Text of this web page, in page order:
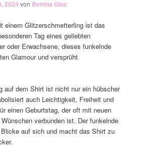
2024 von Bettina Gloc
einem Glitzerschmetterling ist das
Tag eines geliebten
oder Erwachsene, dieses funkelnde
Glamour und versprüht
auf dem Shirt ist nicht nur ein hübscher
auch Leichtigkeit, Freiheit und
einen Geburtstag, der oft mit neuen
verbunden ist. Der funkelnde
auf sich und macht das Shirt zu